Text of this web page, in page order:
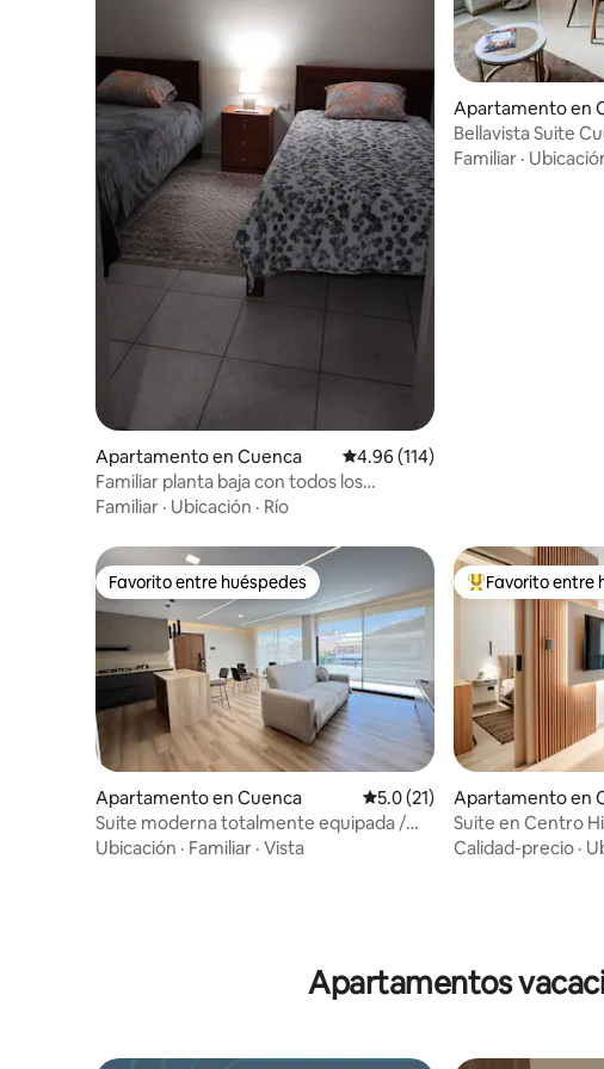
Apartamento en Cuenca Calificación promedio: 4.96 de 5,
4.96 (114)
Familiar planta baja con todos los
servicios y bic
Familiar · Ubicación · Río
Apartamento en
Bellavista Suite
Familiar ·
Favorito entre huéspedes
Favorito entre huéspedes
Apartamento en Cuenca Calificación promedio: 5.0 de
5.0 (21)
Suite moderna totalmente equipada /
Parking seguro
Ubicación · Familiar · Vista
Favorito entre
Favorito entre
Apartamento en
Suite en Centro
Catedral
Calidad-precio ·
Apartamentos